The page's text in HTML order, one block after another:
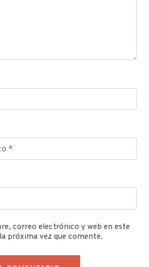
*
correo electrónico y web en este
próxima vez que comente.